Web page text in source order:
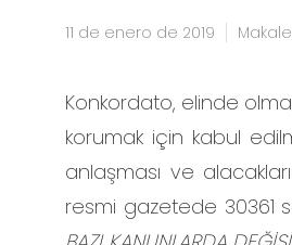
11 de enero de 2019
Konkordato, elinde
korumak için kabul
anlaşması ve
resmi gazetede 30361